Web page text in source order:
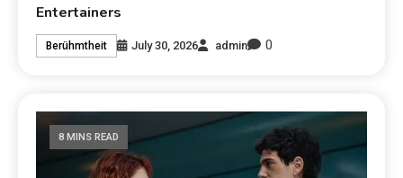
Entertainers
Berühmtheit July 30, 2026 admin 0
8 MINS READ